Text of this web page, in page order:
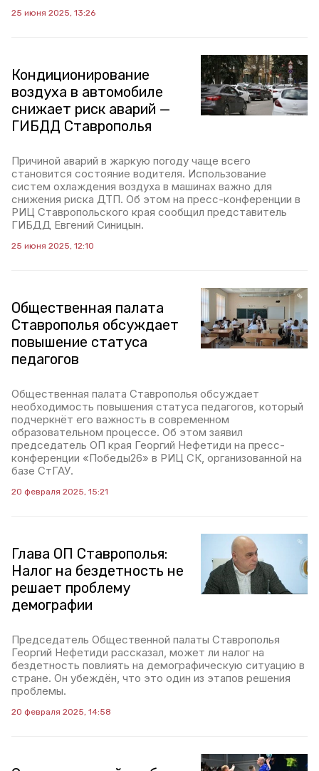
25 июня 2025, 13:26
Кондиционирование
воздуха в автомобиле
снижает риск аварий —
ГИБДД Ставрополья
Причиной аварий в жаркую погоду чаще всего
становится состояние водителя. Использование
систем охлаждения воздуха в машинах важно для
снижения риска ДТП. Об этом на пресс-конференции в
РИЦ Ставропольского края сообщил представитель
ГИБДД Евгений Синицын.
25 июня 2025, 12:10
Общественная палата
Ставрополья обсуждает
повышение статуса
педагогов
Общественная палата Ставрополья обсуждает
необходимость повышения статуса педагогов, который
подчеркнёт его важность в современном
образовательном процессе. Об этом заявил
председатель ОП края Георгий Нефетиди на пресс-
конференции «Победы26» в РИЦ СК, организованной на
базе СтГАУ.
20 февраля 2025, 15:21
Глава ОП Ставрополья:
Налог на бездетность не
решает проблему
демографии
Председатель Общественной палаты Ставрополья
Георгий Нефетиди рассказал, может ли налог на
бездетность повлиять на демографическую ситуацию в
стране. Он убеждён, что это один из этапов решения
проблемы.
20 февраля 2025, 14:58